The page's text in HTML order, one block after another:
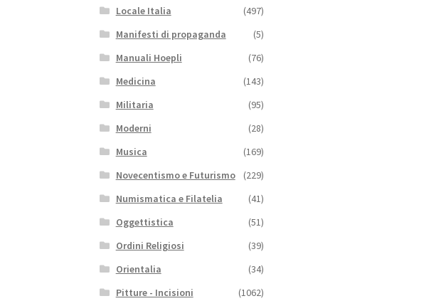
Locale Italia
(497)
Manifesti di propaganda
(5)
Manuali Hoepli
(76)
Medicina
(143)
Militaria
(95)
Moderni
(28)
Musica
(169)
Novecentismo e Futurismo
(229)
Numismatica e Filatelia
(41)
Oggettistica
(51)
Ordini Religiosi
(39)
Orientalia
(34)
Pitture - Incisioni
(1062)